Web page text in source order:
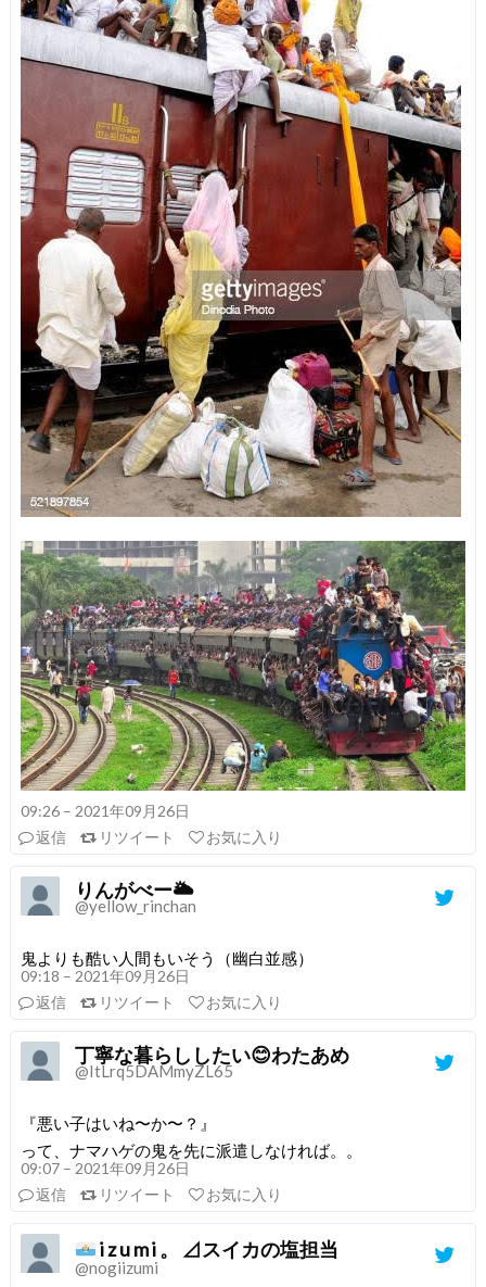
09:26 – 2021年09月26日
返信
リツイート お気に入り
りんがべー🌥️
@yellow_rinchan
鬼よりも酷い人間もいそう（幽白並感）
09:18 – 2021年09月26日
返信
リツイート お気に入り
丁寧な暮らししたい😊わたあめ
@ItLrq5DAMmyZL65
『悪い子はいね〜か〜？』
って、ナマハゲの鬼を先に派遣しなければ。。
09:07 – 2021年09月26日
返信
リツイート お気に入り
i z u m i 。 ⊿スイカの塩担当
@nogiizumi